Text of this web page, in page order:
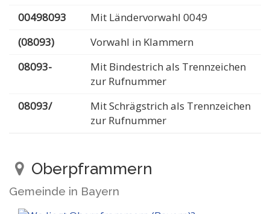
00498093
Mit Ländervorwahl 0049
(08093)
Vorwahl in Klammern
08093-
Mit Bindestrich als Trennzeichen
zur Rufnummer
08093/
Mit Schrägstrich als Trennzeichen
zur Rufnummer
Oberpframmern
Gemeinde in Bayern